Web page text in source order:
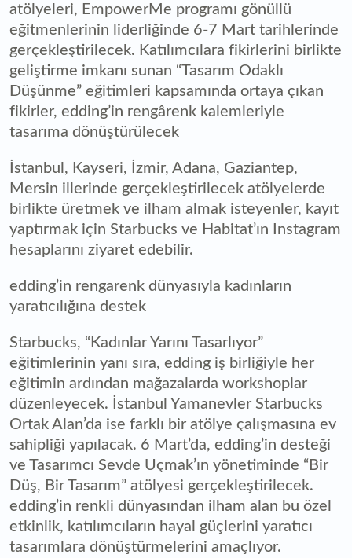
atölyeleri, EmpowerMe programı gönüllü
eğitmenlerinin liderliğinde 6-7 Mart tarihlerinde
gerçekleştirilecek. Katılımcılara fikirlerini birlikte
geliştirme imkanı sunan “Tasarım Odaklı
Düşünme” eğitimleri kapsamında ortaya çıkan
fikirler, edding’in rengârenk kalemleriyle
tasarıma dönüştürülecek
İstanbul, Kayseri, İzmir, Adana, Gaziantep,
Mersin illerinde gerçekleştirilecek atölyelerde
birlikte üretmek ve ilham almak isteyenler, kayıt
yaptırmak için Starbucks ve Habitat’ın Instagram
hesaplarını ziyaret edebilir.
edding’in rengarenk dünyasıyla kadınların
yaratıcılığına destek
Starbucks, “Kadınlar Yarını Tasarlıyor”
eğitimlerinin yanı sıra, edding iş birliğiyle her
eğitimin ardından mağazalarda workshoplar
düzenleyecek. İstanbul Yamanevler Starbucks
Ortak Alan’da ise farklı bir atölye çalışmasına ev
sahipliği yapılacak. 6 Mart’da, edding’in desteği
ve Tasarımcı Sevde Uçmak’ın yönetiminde “Bir
Düş, Bir Tasarım” atölyesi gerçekleştirilecek.
edding’in renkli dünyasından ilham alan bu özel
etkinlik, katılımcıların hayal güçlerini yaratıcı
tasarımlara dönüştürmelerini amaçlıyor.